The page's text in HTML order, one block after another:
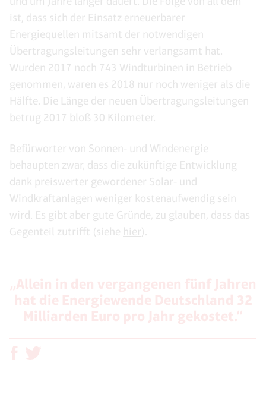
ist, dass sich der Einsatz erneuerbarer
Energiequellen mitsamt der notwendigen
Übertragungsleitungen sehr verlangsamt hat.
Wurden 2017 noch 743 Windturbinen in Betrieb
genommen, waren es 2018 nur noch weniger als die
Hälfte. Die Länge der neuen Übertragungsleitungen
betrug 2017 bloß 30 Kilometer.
Befürworter von Sonnen- und Windenergie
behaupten zwar, dass die zukünftige Entwicklung
dank preiswerter gewordener Solar- und
Windkraftanlagen weniger kostenaufwendig sein
wird. Es gibt aber gute Gründe, zu glauben, dass das
Gegenteil zutrifft (siehe hier).